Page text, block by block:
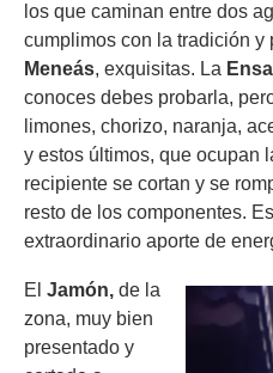
los que caminan entre dos
cumplimos con la tradición y
Meneás, exquisitas. La
conoces debes probarla,
limones, chorizo, naranja,
y estos últimos, que ocupan
recipiente se cortan y se
resto de los componentes.
extraordinario aporte de
El Jamón, de la
zona, muy bien
presentado y